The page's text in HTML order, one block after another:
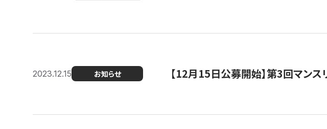
2023.12.15 お知らせ 【12月15日公募開始】第3回マン